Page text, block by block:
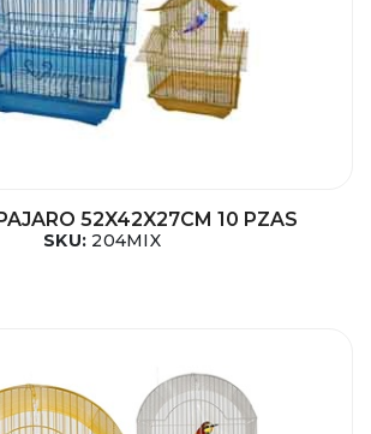
52X42X27CM 10 PZAS
SKU: 204MIX